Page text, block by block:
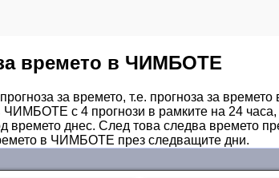
времето в ЧИМБОТЕ
за времето, т.е. прогноза за
ЧИМБОТЕ с 4 прогнози в рамките на 24 часа,
днес. След това следва времето
в ЧИМБОТЕ през следващите дни.